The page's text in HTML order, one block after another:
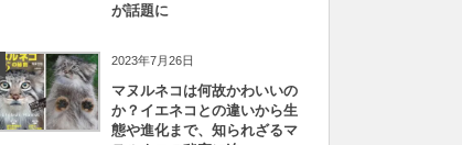
が話題に
2023年7月26日
マヌルネコは何故かわいいの
か？イエネコとの違いから生
態や進化まで、知られざるマ